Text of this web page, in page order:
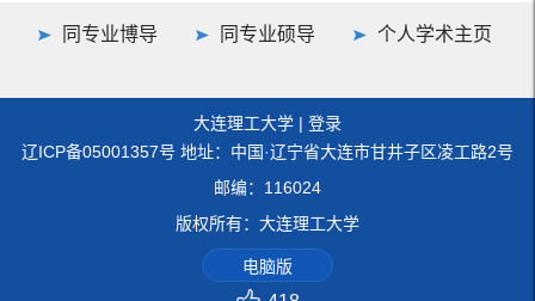
同专业博导 同专业硕导 个人学术主页
大连理工大学 | 登录
辽ICP备05001357号 地址：中国·辽宁省大连市甘井子区凌工路2号
邮编：116024
版权所有：大连理工大学
电脑版